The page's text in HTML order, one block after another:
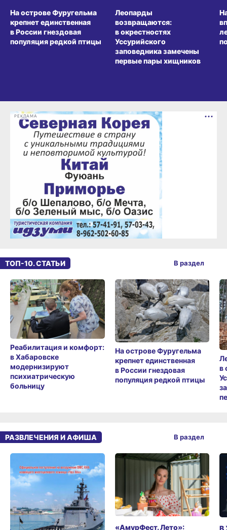
На острове Фуругельма
крепнет единственная
в России гнездовая
популяция редкой птицы
Леопарды
возвращаются:
в окрестностях
Уссурийского
заповедника замечены
первые пары хищников
РЕКЛАМА
ТОП-10. СТАТЬИ
Реабилитация и комфорт:
в Хабаровске
модернизируют
психиатрическую
больницу
На острове Фуругельма
крепнет единственная
в России гнездовая
популяция редкой птицы
в
В раздел
РАЗВЛЕЧЕНИЯ И АФИША
«АмурФест. Лето»:
В раздел